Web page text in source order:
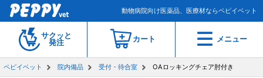
動物病院向け医薬品、医療材ならペピイベット
サクッと
発注
カート メニュー
ペピイベット 院内備品 受付・待合室 OAロッキングチェア肘付き